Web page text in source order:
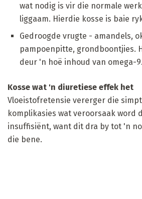
wat nodig is vir die normale
liggaam. Hierdie kosse is baie
Gedroogde vrugte - amandels,
pampoenpitte, grondboontjies.
deur 'n hoë inhoud van omega-9.
Kosse wat 'n diuretiese effek het
Vloeistofretensie vererger die
komplikasies wat veroorsaak word
insuffisiënt, want dit dra by tot 'n
die bene.